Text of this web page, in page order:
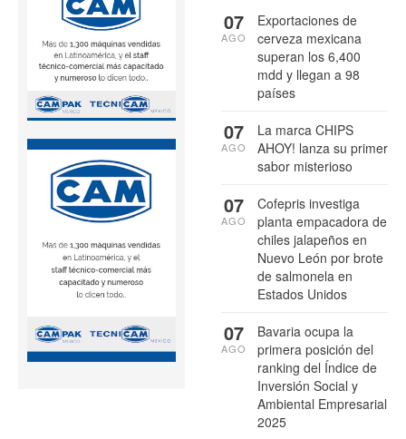
Exportaciones de
cerveza mexicana
superan los 6,400
mdd y llegan a 98
países
07
AGO
La marca CHIPS
AHOY! lanza su primer
sabor misterioso
07
AGO
Cofepris investiga
planta empacadora de
chiles jalapeños en
Nuevo León por brote
de salmonela en
Estados Unidos
07
AGO
Bavaria ocupa la
primera posición del
ranking del Índice de
Inversión Social y
Ambiental Empresarial
2025
07
AGO